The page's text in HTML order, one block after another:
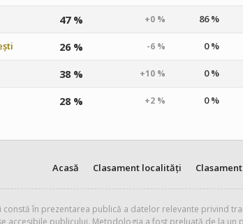
47 % +0 % 86 %
26 % -6 % 0 %
38 % +10 % 0 %
28 % +2 % 0 %
Acasă Clasament localități
constă în prezentarea publică a datelor relevante privind
accesibile publicului. Metodologia a fost preluată de la